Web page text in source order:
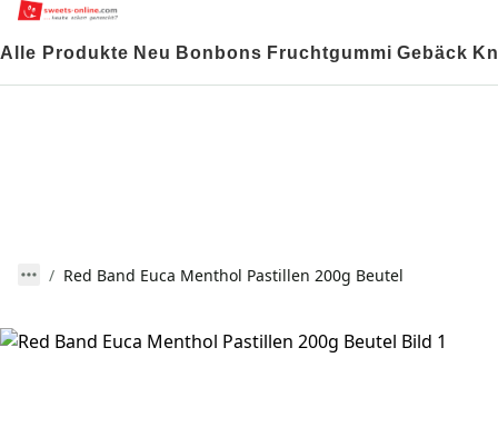
Alle Produkte Neu Bonbons Fruchtgummi Gebäck
Red Band Euca Menthol Pastillen 200g Beutel